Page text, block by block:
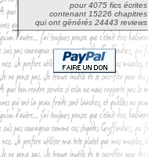
pour 4075 fics écrites
contenant 15226 chapitres
qui ont générés 24443 reviews